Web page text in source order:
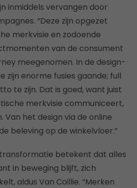
inmiddels vervangen door
“Deze zijn opgezet
merkvisie en zodoende
van de consument
meegenomen. In de design-
zijn enorme fusies gaande; full
te zijn. Dat is goed, want juist
merkvisie communiceert,
Van het design via de online
beleving op de winkelvloer.”
betekent dat alles
in beweging blijft, zich
aldus Van Coillie. “Merken